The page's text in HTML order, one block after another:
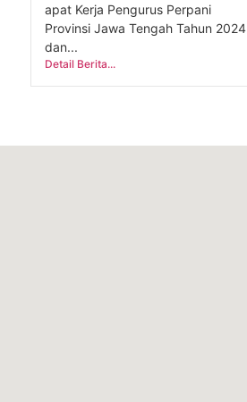
apat Kerja Pengurus Perpani
Provinsi Jawa Tengah Tahun 2024
dan...
Detail Berita...